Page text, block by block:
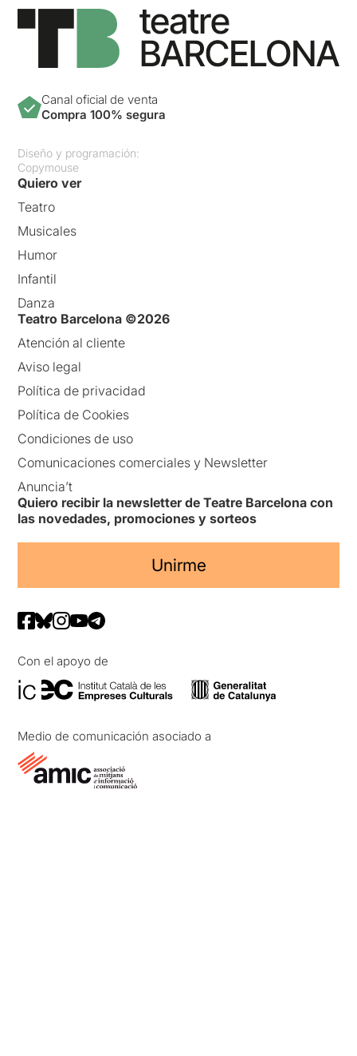
Canal oficial de venta
Compra 100% segura
Diseño y programación:
Copymouse
Quiero ver
Teatro
Musicales
Humor
Infantil
Danza
Teatro Barcelona ©2026
Atención al cliente
Aviso legal
Política de privacidad
Política de Cookies
Condiciones de uso
Comunicaciones comerciales y Newsletter
Anuncia’t
Quiero recibir la newsletter de Teatre Barcelona con
las novedades, promociones y sorteos
Unirme
Con el apoyo de
Medio de comunicación asociado a